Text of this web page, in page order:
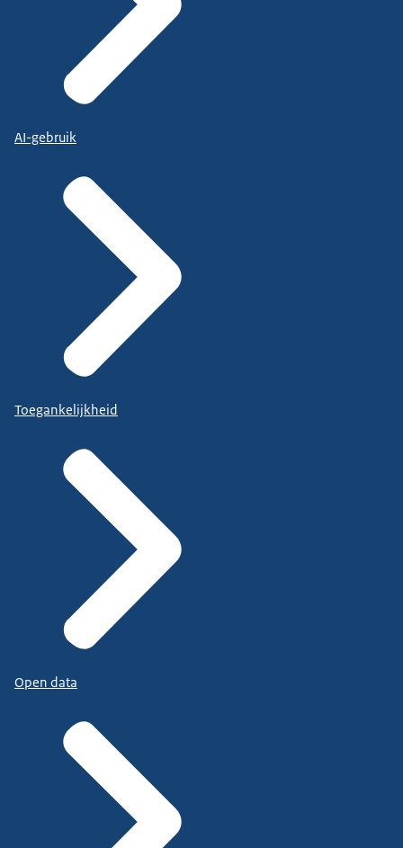
AI-gebruik
Toegankelijkheid
Open data